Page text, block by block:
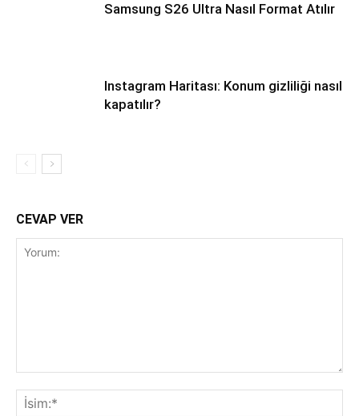
Samsung S26 Ultra Nasıl Format Atılır
Instagram Haritası: Konum gizliliği nasıl
kapatılır?
CEVAP VER